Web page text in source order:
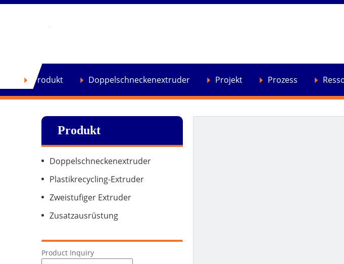
Produkt Doppelschneckenextruder Projekt Prozess
Produkt
Doppelschneckenextruder
Plastikrecycling-Extruder
Zweistufiger Extruder
Zusatzausrüstung
Product Inquiry